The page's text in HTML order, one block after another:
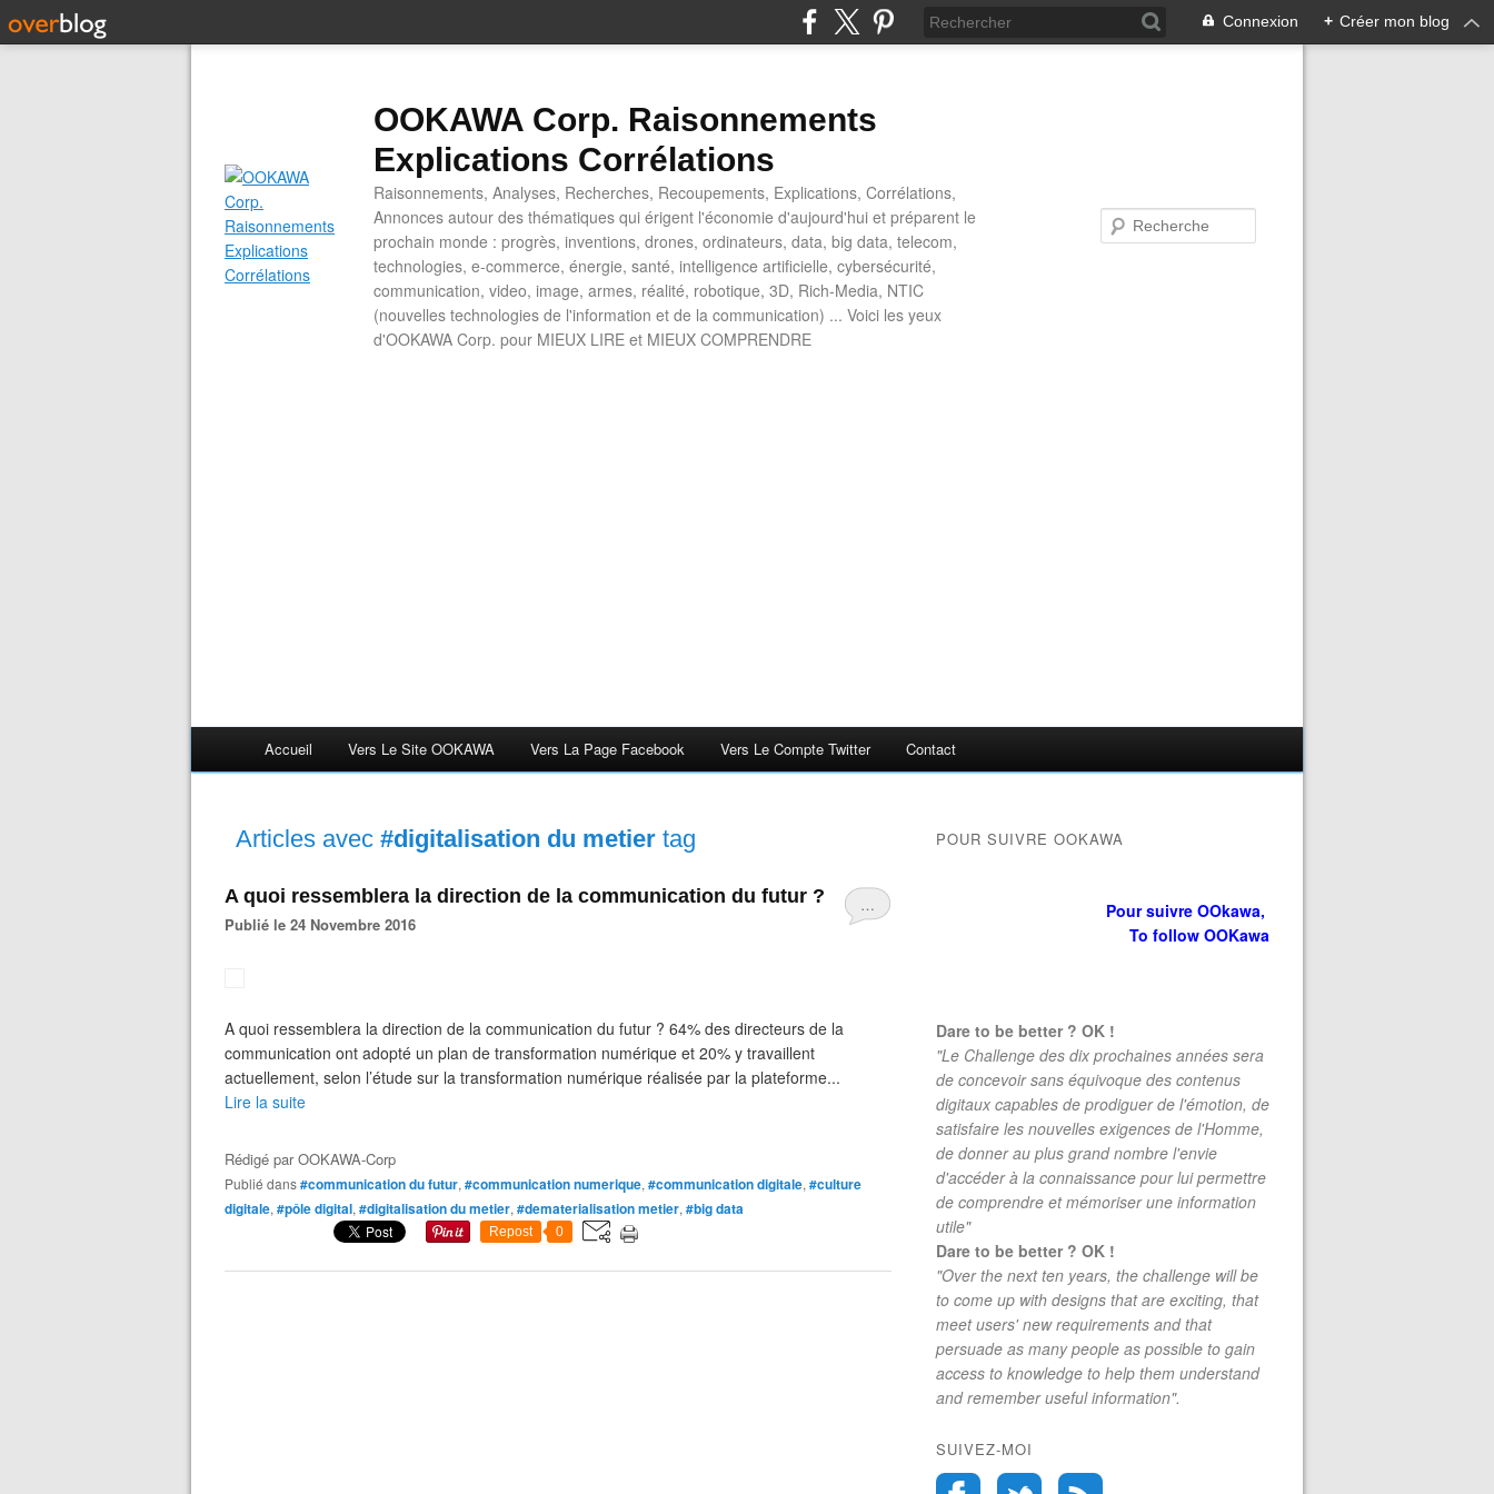
Connexion + Créer mon blog
OOKAWA Corp. Raisonnements
Explications Corrélations
Raisonnements, Analyses, Recherches, Recoupements, Explications, Corrélations,
Annonces autour des thématiques qui érigent l'économie d'aujourd'hui et préparent le
prochain monde : progrès, inventions, drones, ordinateurs, data, big data, telecom,
technologies, e-commerce, énergie, santé, intelligence artificielle, cybersécurité,
communication, video, image, armes, réalité, robotique, 3D, Rich-Media, NTIC
(nouvelles technologies de l'information et de la communication) ... Voici les yeux
d'OOKAWA Corp. pour MIEUX LIRE et MIEUX COMPRENDRE
Accueil Vers Le Site OOKAWA Vers La Page Facebook Vers Le Compte Twitter Contact
Articles avec #digitalisation du metier tag
…
A quoi ressemblera la direction de la communication du futur ?
Publié le 24 Novembre 2016
A quoi ressemblera la direction de la communication du futur ? 64% des directeurs de la
communication ont adopté un plan de transformation numérique et 20% y travaillent
actuellement, selon l’étude sur la transformation numérique réalisée par la plateforme...
Lire la suite
Rédigé parOOKAWA-Corp
Publié dans#communication du futur, #communication numerique, #communication digitale, #culture
digitale, #pôle digital, #digitalisation du metier, #dematerialisation metier, #big data
Repost 0
POUR SUIVRE OOKAWA
Pour suivre OOkawa,
To follow OOKawa
Dare to be better ? OK !
"Le Challenge des dix prochaines années sera
de concevoir sans équivoque des contenus
digitaux capables de prodiguer de l'émotion, de
satisfaire les nouvelles exigences de l'Homme,
de donner au plus grand nombre l'envie
d'accéder à la connaissance pour lui permettre
de comprendre et mémoriser une information
utile"
Dare to be better ? OK !
"Over the next ten years, the challenge will be
to come up with designs that are exciting, that
meet users' new requirements and that
persuade as many people as possible to gain
access to knowledge to help them understand
and remember useful information".
SUIVEZ-MOI